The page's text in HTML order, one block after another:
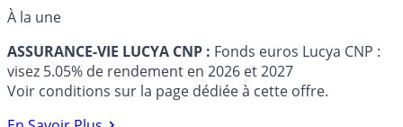
À la une
ASSURANCE-VIE LUCYA CNP : Fonds euros Lucya CNP :
visez 5.05% de rendement en 2026 et 2027
Voir conditions sur la page dédiée à cette offre.